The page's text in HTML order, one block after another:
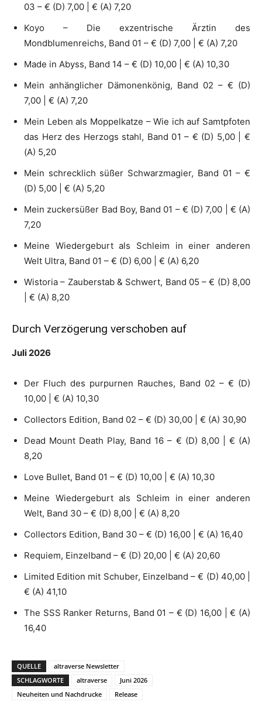
03 – € (D) 7,00 | € (A) 7,20
Koyo – Die exzentrische Ärztin des
Mondblumenreichs, Band 01 – € (D) 7,00 | € (A) 7,20
Made in Abyss, Band 14 – € (D) 10,00 | € (A) 10,30
Mein anhänglicher Dämonenkönig, Band 02 – € (D)
7,00 | € (A) 7,20
Mein Leben als Moppelkatze – Wie ich auf Samtpfoten
das Herz des Herzogs stahl, Band 01 – € (D) 5,00 | €
(A) 5,20
Mein schrecklich süßer Schwarzmagier, Band 01 – €
(D) 5,00 | € (A) 5,20
Mein zuckersüßer Bad Boy, Band 01 – € (D) 7,00 | € (A)
7,20
Meine Wiedergeburt als Schleim in einer anderen
Welt Ultra, Band 01 – € (D) 6,00 | € (A) 6,20
Wistoria – Zauberstab & Schwert, Band 05 – € (D) 8,00
| € (A) 8,20
Durch Verzögerung verschoben auf
Juli 2026
Der Fluch des purpurnen Rauches, Band 02 – € (D)
10,00 | € (A) 10,30
Collectors Edition, Band 02 – € (D) 30,00 | € (A) 30,90
Dead Mount Death Play, Band 16 – € (D) 8,00 | € (A)
8,20
Love Bullet, Band 01 – € (D) 10,00 | € (A) 10,30
Meine Wiedergeburt als Schleim in einer anderen
Welt, Band 30 – € (D) 8,00 | € (A) 8,20
Collectors Edition, Band 30 – € (D) 16,00 | € (A) 16,40
Requiem, Einzelband – € (D) 20,00 | € (A) 20,60
Limited Edition mit Schuber, Einzelband – € (D) 40,00 |
€ (A) 41,10
The SSS Ranker Returns, Band 01 – € (D) 16,00 | € (A)
16,40
QUELLE
altraverse Newsletter
SCHLAGWORTE
altraverse
Juni 2026
Neuheiten und Nachdrucke
Release